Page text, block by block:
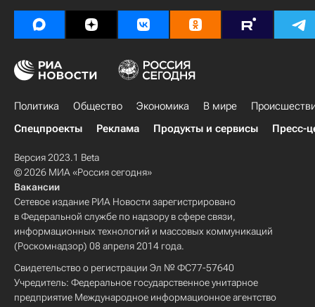
Политика Общество Экономика В мире
Спецпроекты
Реклама Продукты и сервисы Пресс-
Версия 2023.1 Beta
© 2026 МИА «Россия сегодня»
Вакансии
Сетевое издание РИА Новости зарегистрировано
в Федеральной службе по надзору в сфере связи,
информационных технологий и массовых коммуникаций
(Роскомнадзор) 08 апреля 2014 года.
Свидетельство о регистрации Эл № ФС77-57640
Учредитель: Федеральное государственное унитарное
предприятие Международное информационное агентство